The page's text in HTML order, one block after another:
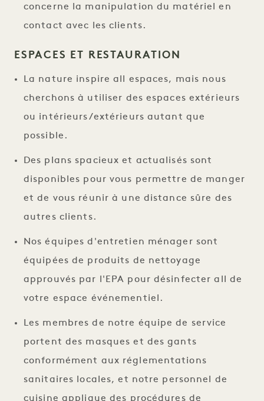
concerne la manipulation du matériel en
contact avec les clients.
ESPACES ET RESTAURATION
La nature inspire all espaces, mais nous
cherchons à utiliser des espaces extérieurs
ou intérieurs/extérieurs autant que
possible.
Des plans spacieux et actualisés sont
disponibles pour vous permettre de manger
et de vous réunir à une distance sûre des
autres clients.
Nos équipes d'entretien ménager sont
équipées de produits de nettoyage
approuvés par l'EPA pour désinfecter all de
votre espace événementiel.
Les membres de notre équipe de service
portent des masques et des gants
conformément aux réglementations
sanitaires locales, et notre personnel de
cuisine applique des procédures de